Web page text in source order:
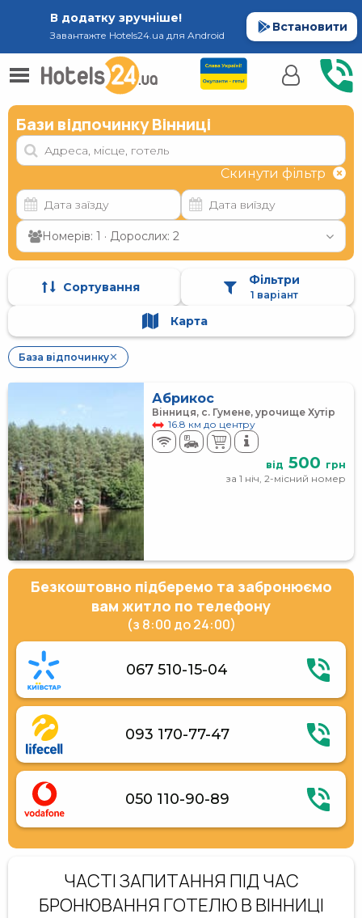
В додатку зручніше!
Завантажте Hotels24.ua для Android
Встановити
Бази відпочинку Вінниці
Скинути фільтр
Номерів: 1 · Дорослих: 2
Сортування Фільтри
1 варіант
Карта
База відпочинку✕
Абрикос
Вінниця, с. Гумене, урочище Хутір
16.8 км до центру
від 500 грн
за 1 ніч, 2-місний номер
Безкоштовно підберемо та забронюємо
вам житло по телефону
(з 8:00 до 24:00)
067 510-15-04
093 170-77-47
050 110-90-89
ЧАСТІ ЗАПИТАННЯ ПІД ЧАС
БРОНЮВАННЯ ГОТЕЛЮ В ВІННИЦІ